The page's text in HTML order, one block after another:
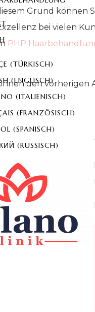
(TÜRKISCH)
(ENGLISCH)
(ITALIENISCH)
(FRANZÖSISCH)
(SPANISCH)
(RUSSISCH)
Grund können
bei vielen
PHP
den vorherigen